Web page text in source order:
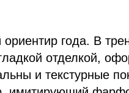
года. В
отделкой,
и текстурные